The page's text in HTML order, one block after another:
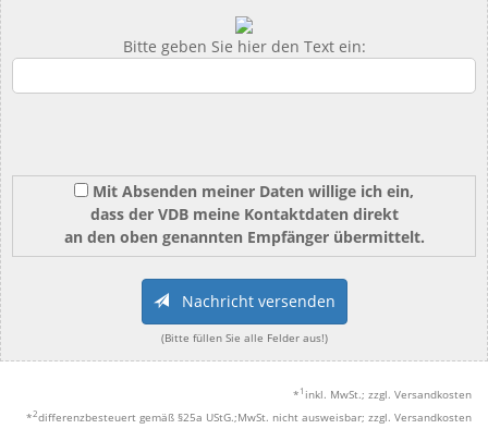
Bitte geben Sie hier den Text ein:
Mit Absenden meiner Daten willige ich ein,
dass der VDB meine Kontaktdaten direkt
an den oben genannten Empfänger übermittelt.
Nachricht versenden
(Bitte füllen Sie alle Felder aus!)
* 1 inkl. MwSt.; zzgl. Versandkosten
*2differenzbesteuert gemäß §25a UStG.;MwSt. nicht ausweisbar; zzgl. Versandkosten